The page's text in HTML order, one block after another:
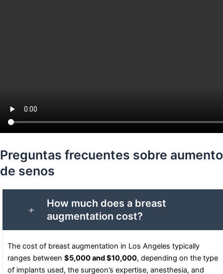
Preguntas frecuentes sobre aumento
de senos
How much does a breast
augmentation cost?
The cost of breast augmentation in Los Angeles typically
ranges between $5,000 and $10,000, depending on the type
of implants used, the surgeon’s expertise, anesthesia, and